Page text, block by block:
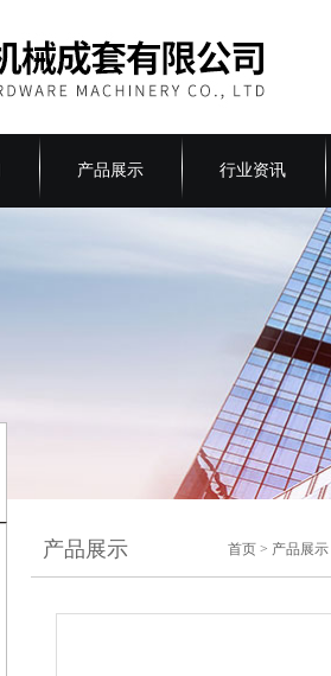
产品展示 行业资讯
产品展示 首页 > 产品展示